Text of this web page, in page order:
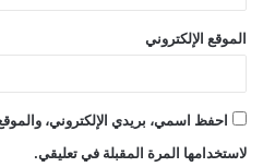
الموقع الإلكتروني
احفظ اسمي، بريدي الإلكتروني،
لاستخدامها المرة المقبلة في تعليقي.